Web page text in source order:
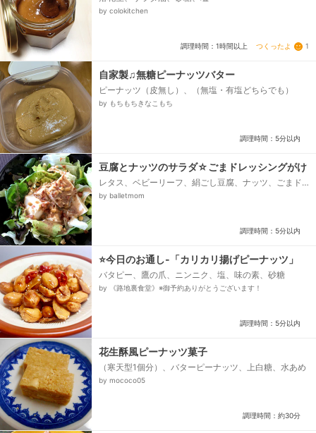
by colokitchen
調理時間：1時間以上 つくったよ 1
自家製♫無糖ピーナッツバター
ピーナッツ（皮無し）、（無塩・有塩どちらでも）
by もちもちきなこもち
調理時間：5分以内
豆腐とナッツのサラダ☆ごまドレッシングがけ
レタス、ベビーリーフ、絹ごし豆腐、ナッツ、ごまド
レッシング
by balletmom
調理時間：5分以内
⭐今日のお通し-「カリカリ揚げピーナッツ」
バタピー、鷹の爪、ニンニク、塩、味の素、砂糖
by 《路地裏食堂》※御予約ありがとうございます！
調理時間：5分以内
花生酥風ピーナッツ菓子
（寒天型1個分）、バターピーナッツ、上白糖、水あめ
by mococo05
調理時間：約30分